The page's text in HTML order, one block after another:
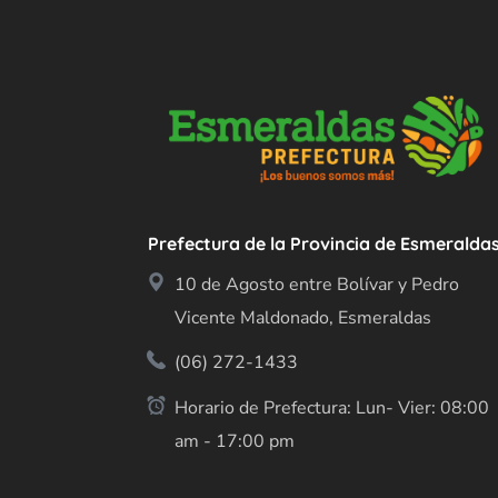
Prefectura de la Provincia de
10 de Agosto entre Bolívar y Pedro
Vicente Maldonado, Esmeraldas
(06) 272-1433
Horario de Prefectura: Lun- Vier: 08:00
am - 17:00 pm